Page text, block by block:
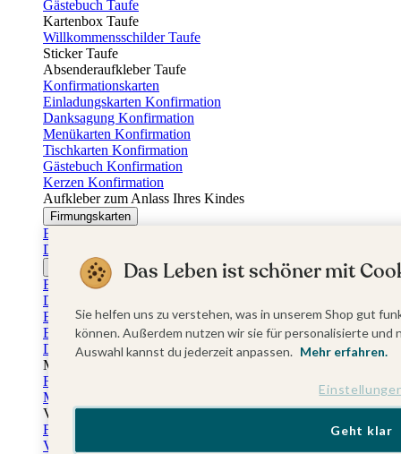
Gästebuch Taufe
Kartenbox Taufe
Willkommensschilder Taufe
Sticker Taufe
Absenderaufkleber Taufe
Konfirmationskarten
Einladungskarten Konfirmation
Danksagung Konfirmation
Menükarten Konfirmation
Tischkarten Konfirmation
Gästebuch Konfirmation
Kerzen Konfirmation
Aufkleber zum Anlass Ihres Kindes
Firmungskarten
Einladungskarten Firmung
Dankeskarten Firmung
Jugendweihekarten
Einladungskarten Jugendweihe
Dankeskarten Jugendweihe
Einschulungskarten
Einladungskarten Einschulung
Danksagung Einschulung
Muttertag
Fotogeschenke Muttertag
Muttertagskarten
Vatertag
Fotogeschenke Vatertag
Vatertagskarten
Das Leben ist schöner mit
Sie helfen uns zu verstehen, was in unserem Shop gut
können. Außerdem nutzen wir sie für personalisierte
Auswahl kannst du jederzeit anpassen. Mehr erfahren.
Geht klar